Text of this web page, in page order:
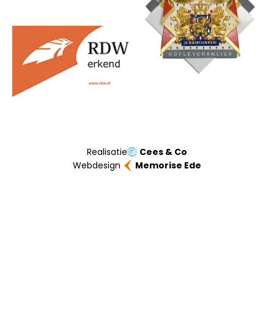
Realisatie
Cees & Co
Webdesign
Memorise Ede